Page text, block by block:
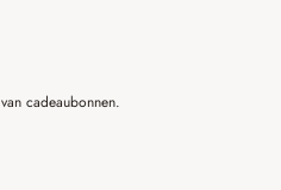
cadeaubonnen.